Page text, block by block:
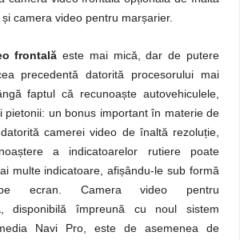
camera video pentru marșarier.
frontală este mai mică, dar de putere
precedentă datorită procesorului mai
faptul că recunoaște autovehiculele,
pietonii: un bonus important în materie de
camerei video de înaltă rezoluție,
a indicatoarelor rutiere poate
multe indicatoare, afișându-le sub formă
ecran. Camera video pentru
, disponibilă împreună cu noul sistem
Navi Pro, este de asemenea de